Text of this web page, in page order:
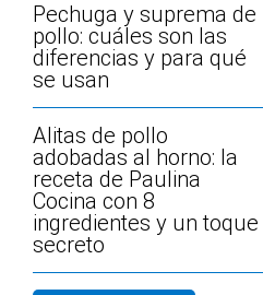
Pechuga y suprema de
pollo: cuáles son las
diferencias y para qué
se usan
Alitas de pollo
adobadas al horno: la
receta de Paulina
Cocina con 8
ingredientes y un toque
secreto